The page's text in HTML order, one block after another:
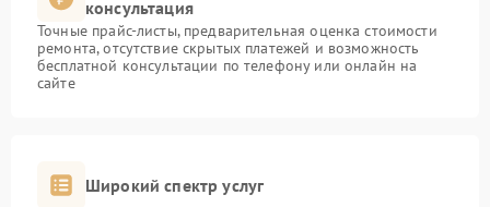
консультация
Точные прайс-листы, предварительная оценка стоимости
ремонта, отсутствие скрытых платежей и возможность
бесплатной консультации по телефону или онлайн на
сайте
Широкий спектр услуг